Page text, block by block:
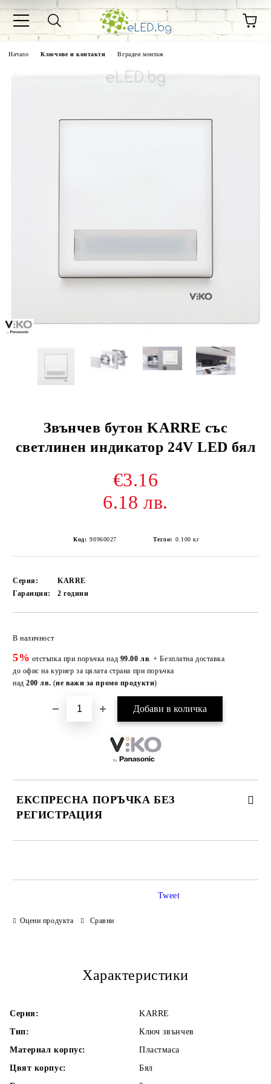
Начало Ключове и контакти Вграден монтаж
Звънчев бутон KARRE със
светлинен индикатор 24V LED бял
€3.16
6.18 лв.
Код: 90960027 Тегло: 0.100 кг
Серия:
KARRE
Гаранция:
2 години
В наличност
5% отстъпка при поръчка над 99.00 лв. + Безплатна доставка
до офис на куриер за цялата страна при поръчка
над 200 лв. (не важи за промо продукти)
ЕКСПРЕСНА ПОРЪЧКА БЕЗ
РЕГИСТРАЦИЯ
Оцени продукта Сравни
Tweet
Характеристики
Серия:
KARRE
Тип:
Ключ звънчев
Материал корпус:
Пластмаса
Цвят корпус:
Бял